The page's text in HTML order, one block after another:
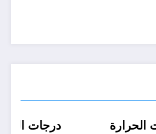
الجزائر الحدث
توقعات درجات الحرارة